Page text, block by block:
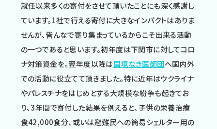
就任以来多くの寄付をさせて頂いたことにも深く感謝し
ています。1社で行える寄付に大きなインパクトはありま
せんが、皆んなで寄り集まっているからこそ出来る活動
の一つであると思います。初年度は下関市に対してコロ
ナ対策資金を。翌年度以降は国境なき医師団へ国内外
での活動に役立てて頂きました。特に近年はウクライナ
やパレスチナをはじめとする大規模な紛争も起きてお
り、3年間で寄付した結果を例えると、子供の栄養治療
食42,000食分、或いは避難民への簡易シェルター用の